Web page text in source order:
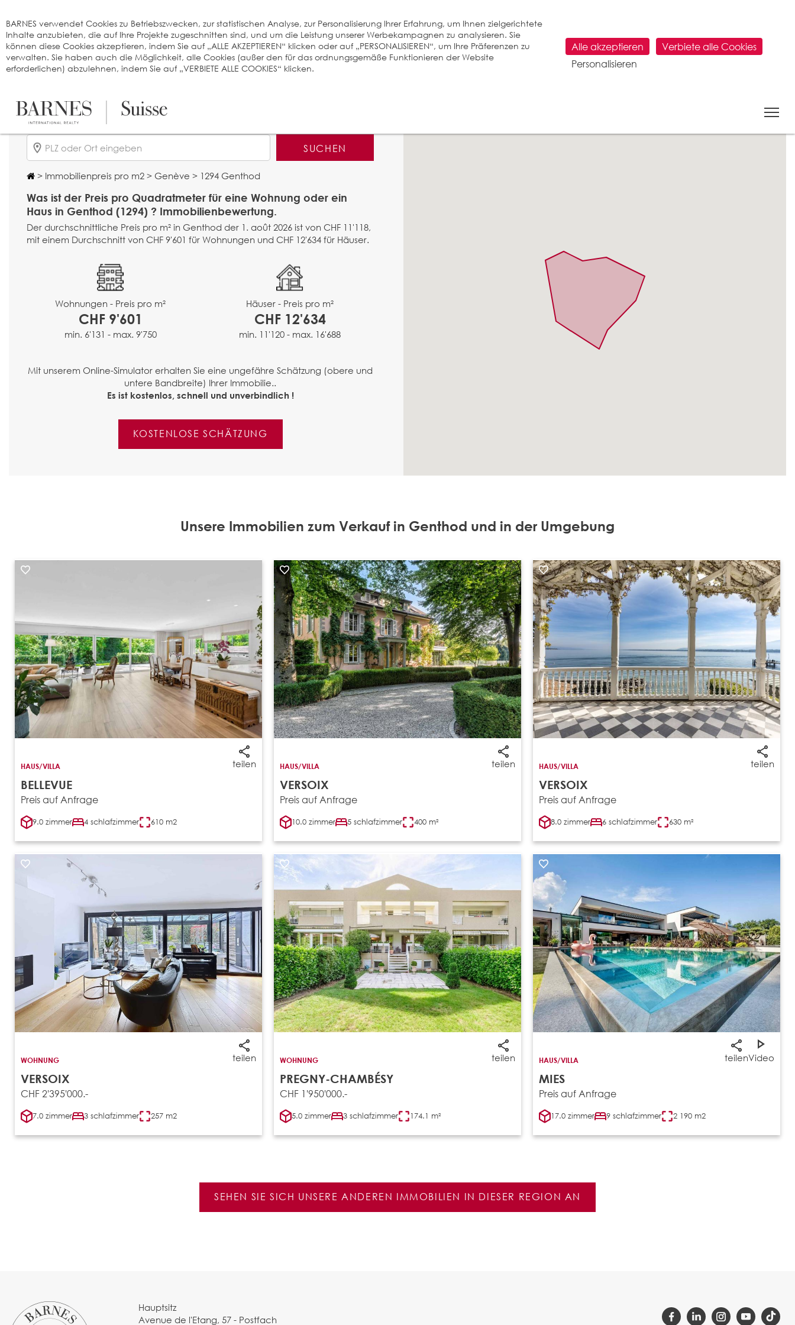
SUCHEN
> Immobilienpreis pro m2 > Genève > 1294 Genthod
Was ist der Preis pro Quadratmeter für eine Wohnung oder ein
Haus in Genthod (1294) ? Immobilienbewertung.
Der durchschnittliche Preis pro m² in Genthod der 1. août 2026 ist von CHF 11'118,
mit einem Durchschnitt von CHF 9'601 für Wohnungen und CHF 12'634 für Häuser.
Wohnungen - Preis pro m²
CHF 9'601
min. 6'131 - max. 9'750
Häuser - Preis pro m²
CHF 12'634
min. 11'120 - max. 16'688
Mit unserem Online-Simulator erhalten Sie eine ungefähre Schätzung (obere und
untere Bandbreite) Ihrer Immobilie..
Es ist kostenlos, schnell und unverbindlich !
KOSTENLOSE SCHÄTZUNG
Unsere Immobilien zum Verkauf in Genthod und in der Umgebung
teilen
HAUS/VILLA
BELLEVUE
Preis auf Anfrage
9.0 zimmer 4 schlafzimmer 610 m2
teilen
HAUS/VILLA
VERSOIX
Preis auf Anfrage
10.0 zimmer 5 schlafzimmer 400 m²
teilen
HAUS/VILLA
VERSOIX
Preis auf Anfrage
8.0 zimmer 6 schlafzimmer 630 m²
teilen
WOHNUNG
VERSOIX
CHF 2'395'000.-
7.0 zimmer 3 schlafzimmer 257 m2
teilen
WOHNUNG
PREGNY-CHAMBÉSY
CHF 1'950'000.-
5.0 zimmer 3 schlafzimmer 174.1 m²
teilenVideo
HAUS/VILLA
MIES
Preis auf Anfrage
17.0 zimmer 9 schlafzimmer 2 190 m2
SEHEN SIE SICH UNSERE ANDEREN IMMOBILIEN IN DIESER REGION AN
Hauptsitz
Avenue de l'Etang, 57 - Postfach
BARNES verwendet Cookies zu Betriebszwecken, zur statistischen Analyse, zur Personalisierung Ihrer Erfahrung, um Ihnen zielgerichtete
Inhalte anzubieten, die auf Ihre Projekte zugeschnitten sind, und um die Leistung unserer Werbekampagnen zu analysieren. Sie
können diese Cookies akzeptieren, indem Sie auf „ALLE AKZEPTIEREN“ klicken oder auf „PERSONALISIEREN“, um Ihre Präferenzen zu
verwalten. Sie haben auch die Möglichkeit, alle Cookies (außer den für das ordnungsgemäße Funktionieren der Website
erforderlichen) abzulehnen, indem Sie auf „VERBIETE ALLE COOKIES“ klicken.
Alle akzeptieren
Verbiete alle Cookies
Personalisieren